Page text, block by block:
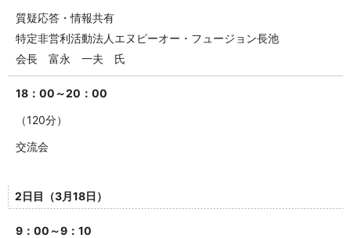
質疑応答・情報共有
特定非営利活動法人エヌピーオー・フュージョン長池
会長 富永 一夫 氏
18：00～20：00
（120分）
交流会
2日目（3月18日）
9：00～9：10